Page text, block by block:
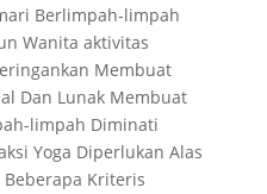
Berlimpah-limpah
Wanita aktivitas
Membuat
Dan Lunak Membuat
limpah Diminati
Yoga Diperlukan Alas
Kriteris